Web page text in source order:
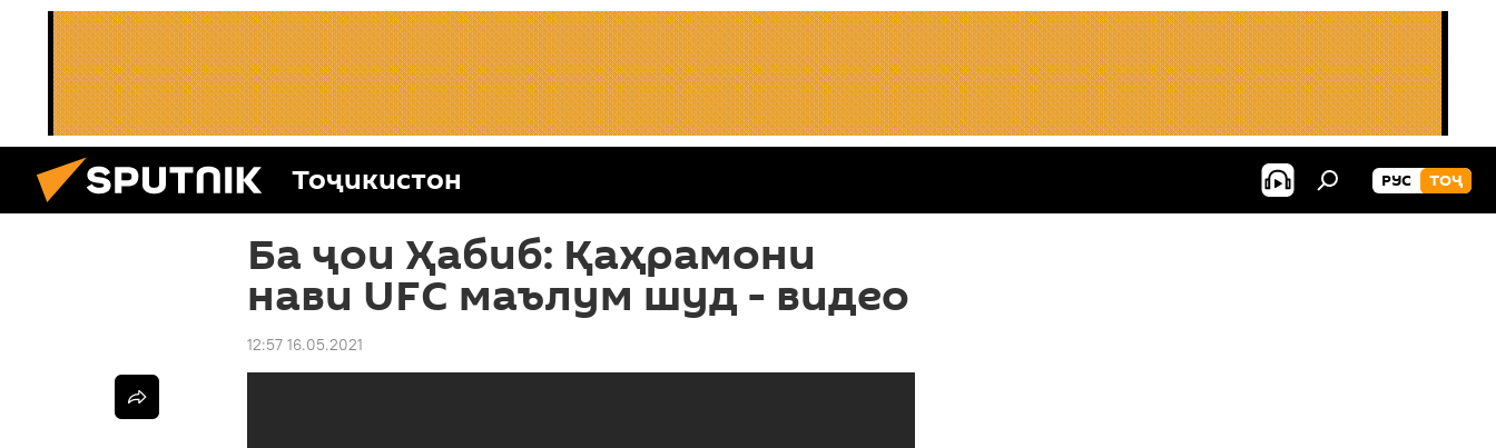
Тоҷикистон РУС ТОҶ
Ба ҷои Ҳабиб: Қаҳрамони
нави UFC маълум шуд - видео
12:57 16.05.2021